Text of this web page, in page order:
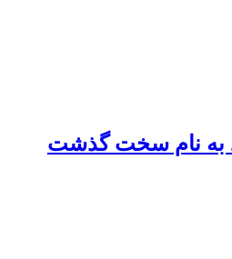
به نام سخت گذشت